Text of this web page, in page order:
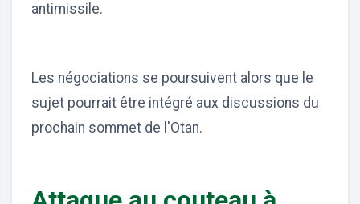
antimissile.
Les négociations se poursuivent alors que le
sujet pourrait être intégré aux discussions du
prochain sommet de l'Otan.